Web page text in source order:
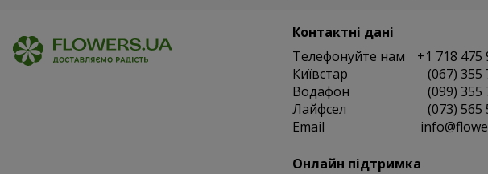
Контактні дані
Телефонуйте нам
+1 718 475
Київстар
(067) 355
Водафон
(099) 355
Лайфсел
(073) 565
Email
Онлайн підтримка